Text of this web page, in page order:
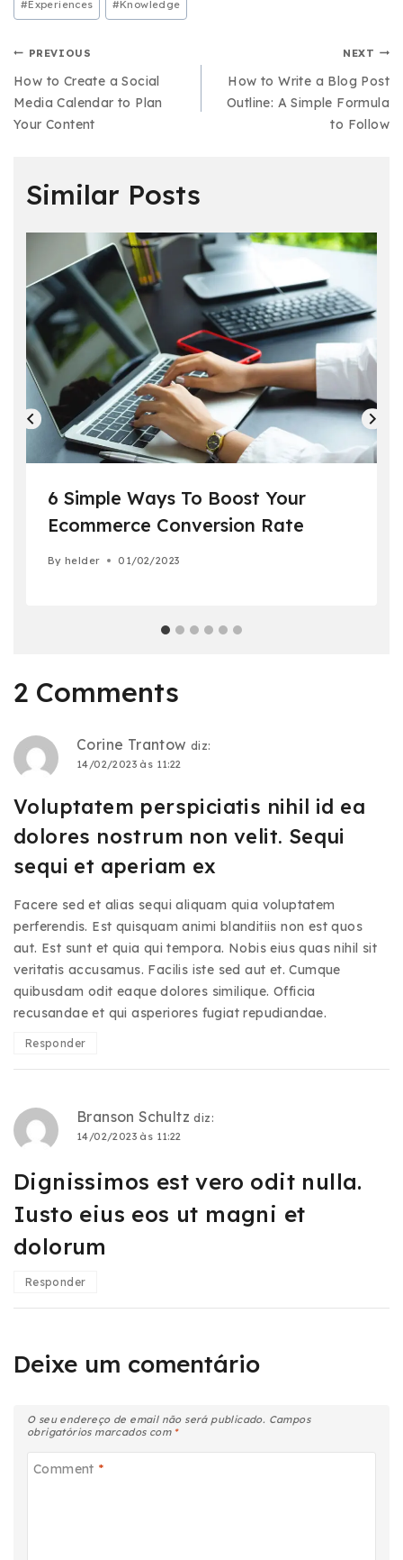
#Experiences #Knowledge
PREVIOUS
How to Create a Social
Media Calendar to Plan
Your Content
NEXT
How to Write a Blog Post
Outline: A Simple Formula
to Follow
Similar Posts
6 Simple Ways To Boost Your
Ecommerce Conversion Rate
By helder 01/02/2023
2 Comments
Corine Trantow diz:
14/02/2023 às 11:22
Voluptatem perspiciatis nihil id ea
dolores nostrum non velit. Sequi
sequi et aperiam ex
Facere sed et alias sequi aliquam quia voluptatem
perferendis. Est quisquam animi blanditiis non est quos
aut. Est sunt et quia qui tempora. Nobis eius quas nihil sit
veritatis accusamus. Facilis iste sed aut et. Cumque
quibusdam odit eaque dolores similique. Officia
recusandae et qui asperiores fugiat repudiandae.
Responder
Branson Schultz diz:
14/02/2023 às 11:22
Dignissimos est vero odit nulla.
Iusto eius eos ut magni et
dolorum
Responder
Deixe um comentário
O seu endereço de email não será publicado. Campos
obrigatórios marcados com *
Comment *